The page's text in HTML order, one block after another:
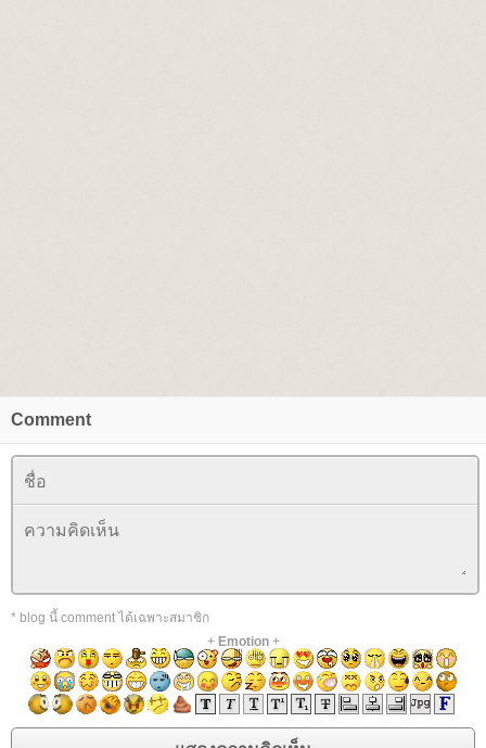
Comment
* blog นี้ comment ได้เฉพาะสมาชิก
+ Emotion+